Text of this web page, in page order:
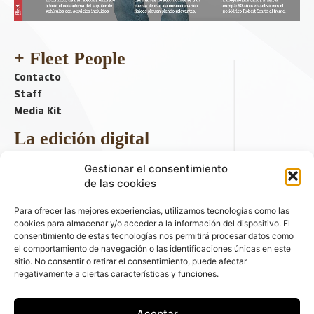
Gestionar el consentimiento
de las cookies
Para ofrecer las mejores experiencias, utilizamos tecnologías como las
cookies para almacenar y/o acceder a la información del dispositivo. El
consentimiento de estas tecnologías nos permitirá procesar datos como
el comportamiento de navegación o las identificaciones únicas en este
sitio. No consentir o retirar el consentimiento, puede afectar
negativamente a ciertas características y funciones.
+ Fleet People
Contacto
Staff
Media Kit
La edición digital
Descargar último ejemplar
ir a hemeroteca
+ Contenido en redes sociales